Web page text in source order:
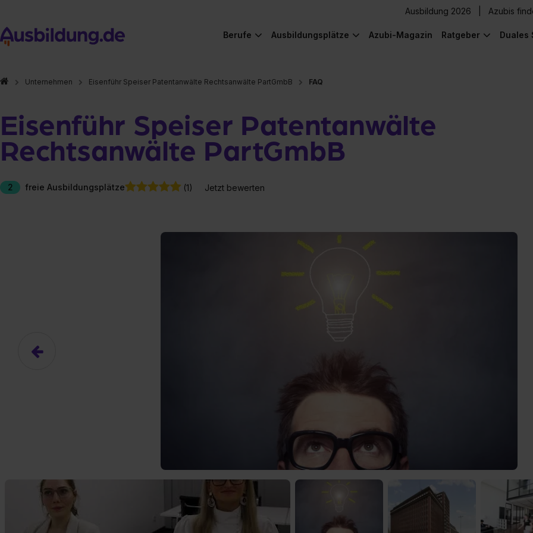
Ausbildung 2026 Azubis
Berufe Ausbildungsplätze Azubi-Magazin Ratgeber Duales
Unternehmen Eisenführ Speiser Patentanwälte Rechtsanwälte PartGmbB FAQ
Eisenführ Speiser Patentanwälte
Rechtsanwälte PartGmbB
2 freie Ausbildungsplätze (1) Jetzt bewerten
Ich bin damit einverstanden, dass mir die externen Inhalte angezeigt werden. Personenbezogene Daten